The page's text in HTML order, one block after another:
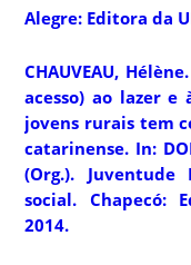
Alegre: Editora da
CHAUVEAU,
acesso) ao lazer
jovens rurais tem
catarinense. In:
(Org.). Juventude
social. Chapecó:
2014.